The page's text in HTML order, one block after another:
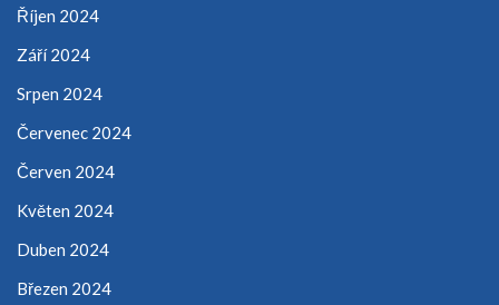
Říjen 2024
Září 2024
Srpen 2024
Červenec 2024
Červen 2024
Květen 2024
Duben 2024
Březen 2024